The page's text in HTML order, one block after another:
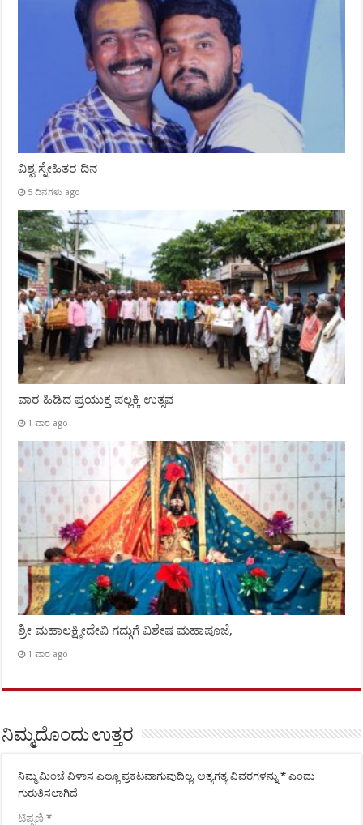
ವಿಶ್ವ ಸ್ನೇಹಿತರ ದಿನ
5 ದಿನಗಳು ago
ವಾರ ಹಿಡಿದ ಪ್ರಯುಕ್ತ ಪಲ್ಲಕ್ಕಿ ಉತ್ಸವ
1 ವಾರ ago
ಶ್ರೀ ಮಹಾಲಕ್ಷ್ಮೀದೇವಿ ಗದ್ಗುಗೆ ವಿಶೇಷ ಮಹಾಪೂಜೆ,
1 ವಾರ ago
ನಿಮ್ಮದೊಂದು ಉತ್ತರ
ನಿಮ್ಮ ಮಿಂಚೆ ವಿಳಾಸ ಎಲ್ಲೂ ಪ್ರಕಟವಾಗುವುದಿಲ್ಲ. ಅತ್ಯಗತ್ಯ ವಿವರಗಳನ್ನು* ಎಂದು
ಗುರುತಿಸಲಾಗಿದೆ
ಟಿಪ್ಪಣಿ*